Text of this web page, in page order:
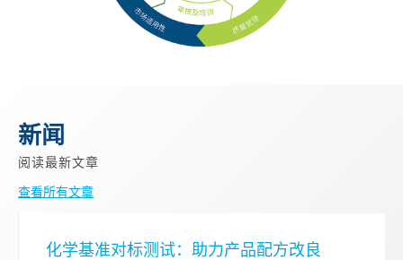
新闻
阅读最新文章
查看所有文章
化学基准对标测试：助力产品配方改良